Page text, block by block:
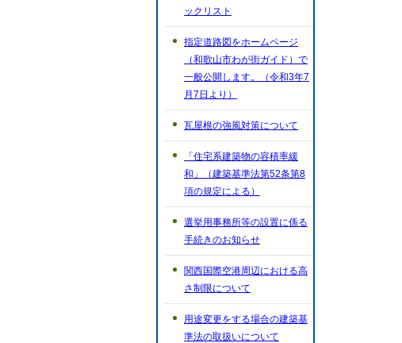
ックリスト
指定道路図をホームページ
（和歌山市わが街ガイド）で
一般公開します。（令和3年7
月7日より）
瓦屋根の強風対策について
「住宅系建築物の容積率緩
和」（建築基準法第52条第8
項の規定による）
選挙用事務所等の設置に係る
手続きのお知らせ
関西国際空港周辺における高
さ制限について
用途変更をする場合の建築基
準法の取扱いについて